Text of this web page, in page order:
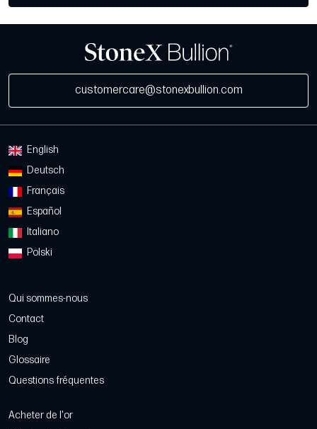
customercare@stonexbullion.com
English
Deutsch
Français
Español
Italiano
Polski
Qui sommes-nous
Contact
Blog
Glossaire
Questions fréquentes
Acheter de l'or